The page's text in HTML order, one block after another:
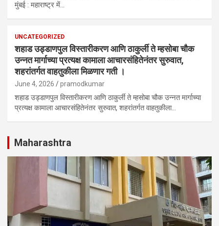
मुंबई : महाराष्ट्र में…
UNCATEGORIZED
शहाड उड्डाणपुल विस्तारीकरण आणि ठाकुर्ली ते म्हसोबा चौक
उन्नत मार्गाच्या प्रत्यक्ष कामाला आचारसंहितेनंतर सुरुवात,
शहरांतर्गत वाहतुकीला मिळणार गती ।
June 4, 2026 pramodkumar
शहाड उड्डाणपुल विस्तारीकरण आणि ठाकुर्ली ते म्हसोबा चौक उन्नत मार्गाच्या
प्रत्यक्ष कामाला आचारसंहितेनंतर सुरुवात, शहरांतर्गत वाहतुकीला…
Maharashtra